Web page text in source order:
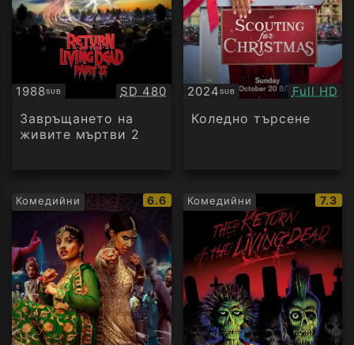
1988SUB
Субтитри Качество:
SD 480
Завръщането на
живите мъртви 2
2024SUB
Субтитри Full HD
Коледно търсене
Комедийни
IMDb
рейтинг:
6.6 Комедийни
IMDb
7.3